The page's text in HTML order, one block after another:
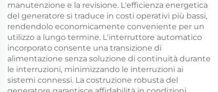
manutenzione e la revisione. L'efficienza energetica
del generatore si traduce in costi operativi più bassi,
rendendolo economicamente conveniente per un
utilizzo a lungo termine. L'interruttore automatico
incorporato consente una transizione di
alimentazione senza soluzione di continuità durante
le interruzioni, minimizzando le interruzioni ai
sistemi connessi. La costruzione robusta del